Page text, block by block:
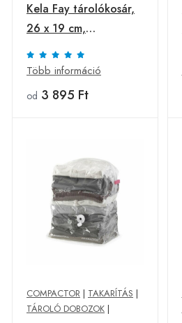
Kela Fay tárolókosár,
26 x 19 cm,
sötétszürke
Több információ
od 3 895 Ft
COMPACTOR | TAKARÍTÁS |
TÁROLÓ DOBOZOK |